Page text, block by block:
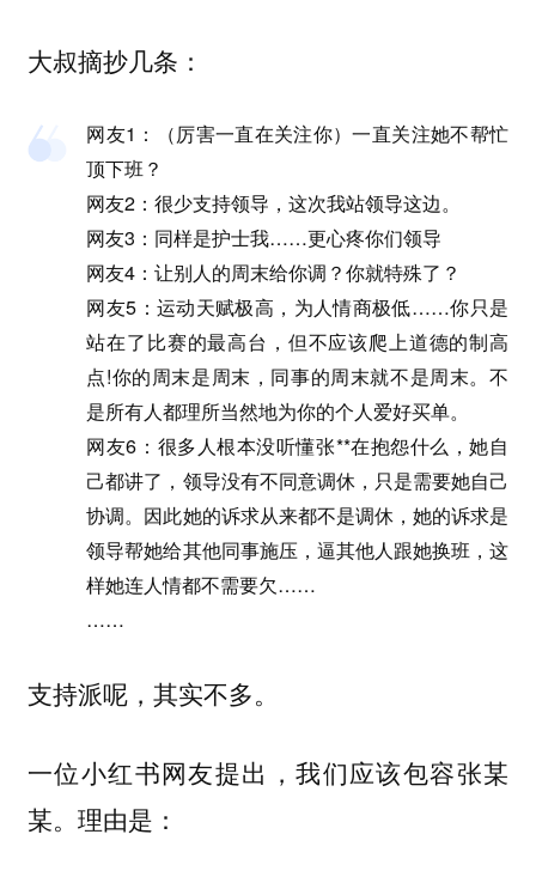
大叔摘抄几条：
网友1：（厉害一直在关注你）一直关注她不帮忙
顶下班？
网友2：很少支持领导，这次我站领导这边。
网友3：同样是护士我……更心疼你们领导
网友4：让别人的周末给你调？你就特殊了？
网友5：运动天赋极高，为人情商极低……你只是
站在了比赛的最高台，但不应该爬上道德的制高
点!你的周末是周末，同事的周末就不是周末。不
是所有人都理所当然地为你的个人爱好买单。
网友6：很多人根本没听懂张**在抱怨什么，她自
己都讲了，领导没有不同意调休，只是需要她自己
协调。因此她的诉求从来都不是调休，她的诉求是
领导帮她给其他同事施压，逼其他人跟她换班，这
样她连人情都不需要欠……
……
支持派呢，其实不多。
一位小红书网友提出，我们应该包容张某
某。理由是：